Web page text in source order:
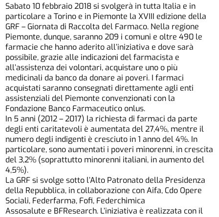
Sabato 10 febbraio 2018 si svolgerà in tutta Italia e in
particolare a Torino e in Piemonte la XVIII edizione della
GRF – Giornata di Raccolta del Farmaco. Nella regione
Piemonte, dunque, saranno 209 i comuni e oltre 490 le
farmacie che hanno aderito all’iniziativa e dove sarà
possibile, grazie alle indicazioni del farmacista e
all’assistenza dei volontari, acquistare uno o più
medicinali da banco da donare ai poveri. I farmaci
acquistati saranno consegnati direttamente agli enti
assistenziali del Piemonte convenzionati con la
Fondazione Banco Farmaceutico onlus.
In 5 anni (2012 – 2017) la richiesta di farmaci da parte
degli enti caritatevoli è aumentata del 27,4%, mentre il
numero degli indigenti è cresciuto in 1 anno del 4%. In
particolare, sono aumentati i poveri minorenni, in crescita
del 3,2% (soprattutto minorenni italiani, in aumento del
4,5%).
La GRF si svolge sotto l’Alto Patronato della Presidenza
della Repubblica, in collaborazione con Aifa, Cdo Opere
Sociali, Federfarma, Fofi, Federchimica
Assosalute e BFResearch. L’iniziativa è realizzata con il